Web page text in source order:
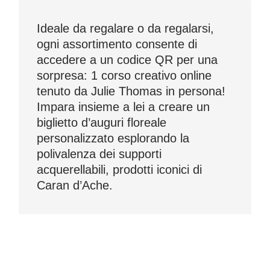
Ideale da regalare o da regalarsi,
ogni assortimento consente di
accedere a un codice QR per una
sorpresa: 1 corso creativo online
tenuto da Julie Thomas in persona!
Impara insieme a lei a creare un
biglietto d’auguri floreale
personalizzato esplorando la
polivalenza dei supporti
acquerellabili, prodotti iconici di
Caran d’Ache.